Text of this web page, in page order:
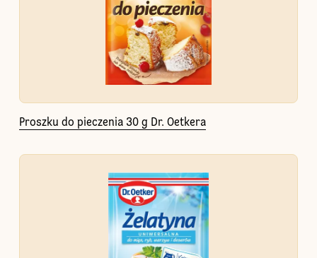
Proszku do pieczenia 30 g Dr. Oetkera